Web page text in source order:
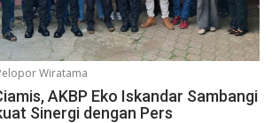
Wiratama
AKBP Eko Iskandar Sambangi
Sinergi dengan Pers